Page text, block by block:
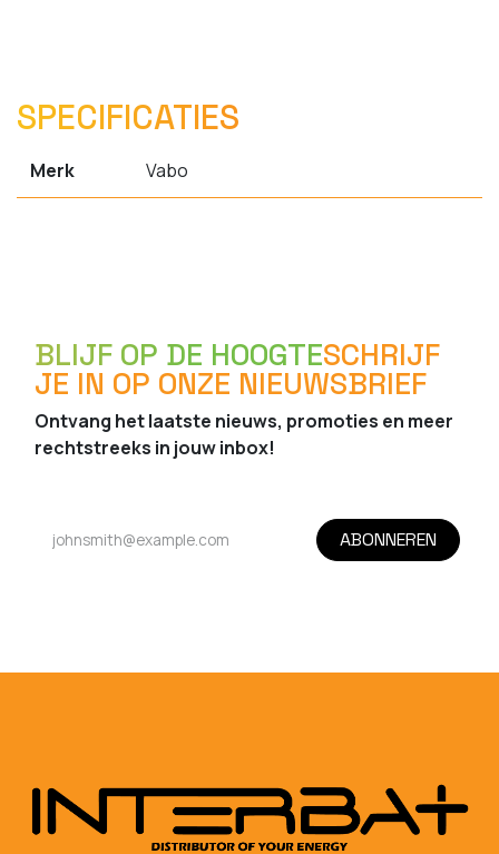
SPECIFICATIES
Merk Vabo
BLIJF OP DE HOOGTESCHRIJF
JE IN OP ONZE NIEUWSBRIEF
Ontvang het laatste nieuws, promoties en meer
rechtstreeks in jouw inbox!
ABONNEREN